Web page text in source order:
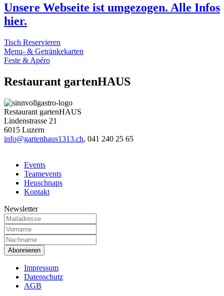
Unsere Webseite ist umgezogen. Alle Infos
hier.
Tisch Reservieren
Menu- & Getränkekarten
Feste & Apéro
Restaurant gartenHAUS
Restaurant gartenHAUS
Lindenstrasse 21
6015 Luzern
info@gartenhaus1313.ch, 041 240 25 65
Events
Teamevents
Heuschnaps
Kontakt
Newsletter
Impressum
Datenschutz
AGB